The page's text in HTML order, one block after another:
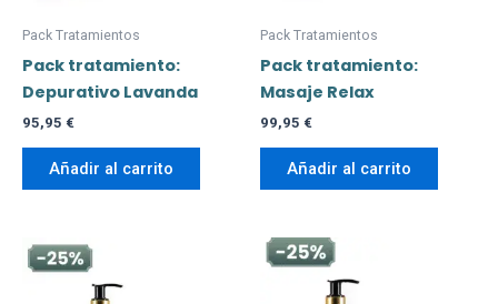
Pack Tratamientos
Pack tratamiento:
Depurativo Lavanda
95,95 €
Añadir al carrito
Pack Tratamientos
Pack tratamiento:
Masaje Relax
99,95 €
Añadir al carrito